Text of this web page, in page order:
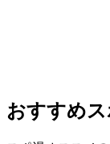
おすすめス